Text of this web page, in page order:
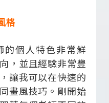
格
的個人特色非常鮮
，並且經驗非常豐
讓我可以在快速的
畫風技巧。剛開始